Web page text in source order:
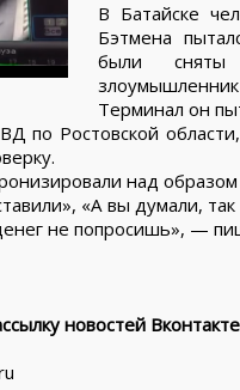
В Батайске
Бэтмена
были сняты
Терминал он
по Ростовской
над образом
«А вы думали,
не попросишь», —
новостей